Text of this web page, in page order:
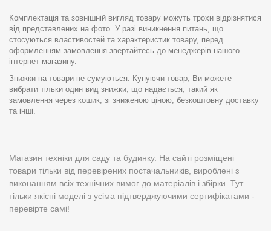
Комплектація та зовнішній вигляд товару можуть трохи відрізнятися
від представлених на фото. У разі виникнення питань, що
стосуються властивостей та характеристик товару, перед
оформленням замовлення звертайтесь до менеджерів нашого
інтернет-магазину.
Знижки на товари не сумуються. Купуючи товар, Ви можете
вибрати тільки один вид знижки, що надається, такий як
замовлення через кошик, зі зниженою ціною, безкоштовну доставку
та інші.
Магазин техніки для саду та будинку. На сайті розміщені
товари тільки від перевірених постачальників, вироблені з
виконанням всіх технічних вимог до матеріалів і збірки. Тут
тільки якісні моделі з усіма підтверджуючими сертифікатами -
перевірте самі!